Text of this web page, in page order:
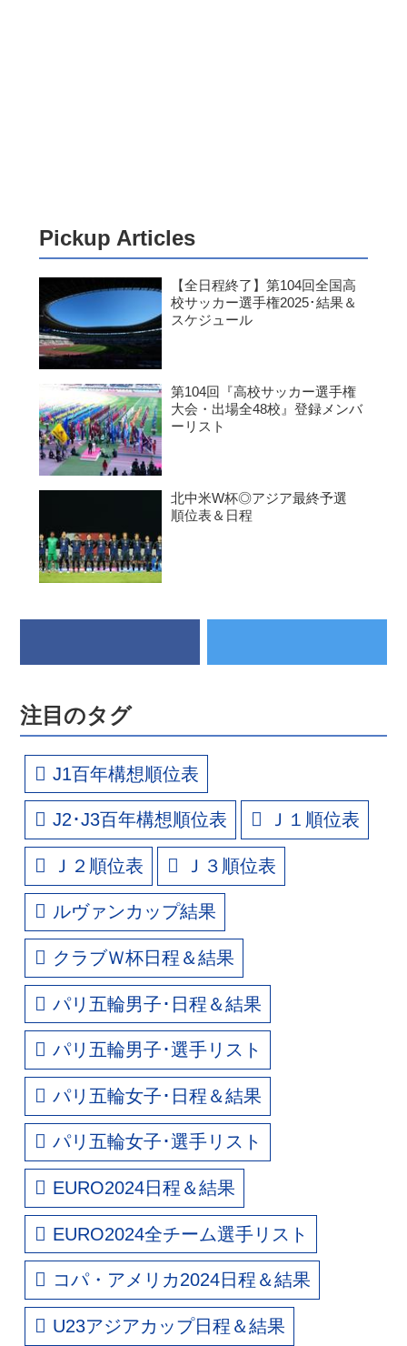
Pickup Articles
【全日程終了】第104回全国高
校サッカー選手権2025･結果＆
スケジュール
第104回『高校サッカー選手権
大会・出場全48校』登録メンバ
ーリスト
北中米W杯◎アジア最終予選
順位表＆日程
注目のタグ
J1百年構想順位表
J2･J3百年構想順位表 Ｊ１順位表
Ｊ２順位表 Ｊ３順位表
ルヴァンカップ結果
クラブＷ杯日程＆結果
パリ五輪男子･日程＆結果
パリ五輪男子･選手リスト
パリ五輪女子･日程＆結果
パリ五輪女子･選手リスト
EURO2024日程＆結果
EURO2024全チーム選手リスト
コパ・アメリカ2024日程＆結果
U23アジアカップ日程＆結果